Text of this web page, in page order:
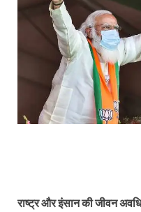
राष्ट्र और इंसान की जीवन